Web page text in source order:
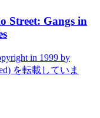
Street: Gangs in
in 1999 by
を転載していま